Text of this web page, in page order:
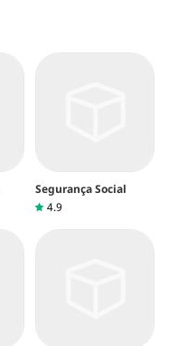
Segurança Social
4.9